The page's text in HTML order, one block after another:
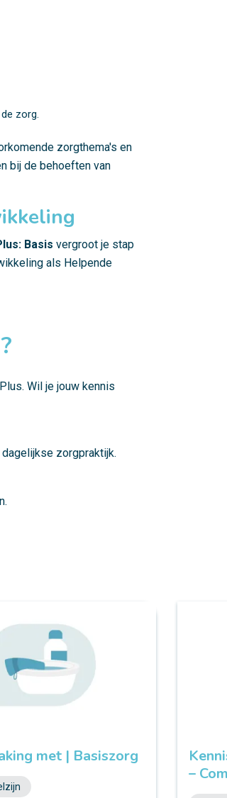
zorg.
zorgthema's en
bij de behoeften van
Basis vergroot je stap
als Helpende
Wil je jouw kennis
zorgpraktijk.
met | Basiszorg
–